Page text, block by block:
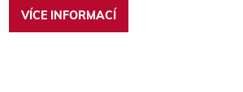
VÍCE INFORMACÍ